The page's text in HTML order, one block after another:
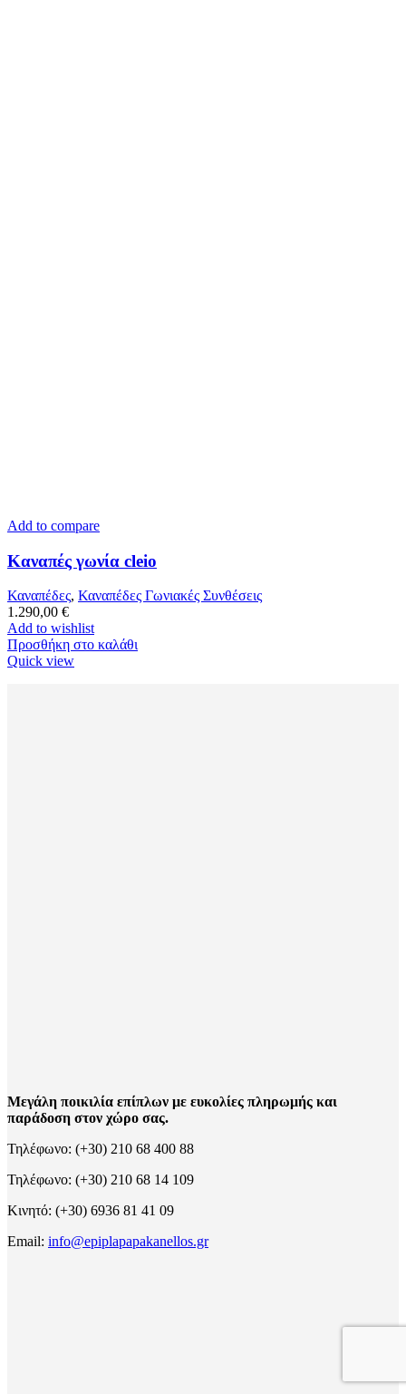
Add to compare
Καναπές γωνία cleio
Καναπέδες, Καναπέδες Γωνιακές Συνθέσεις
1.290,00 €
Add to wishlist
Προσθήκη στο καλάθι
Quick view
Μεγάλη ποικιλία επίπλων με ευκολίες πληρωμής και
παράδοση στον χώρο σας.
Τηλέφωνο: (+30) 210 68 400 88
Τηλέφωνο: (+30) 210 68 14 109
Κινητό: (+30) 6936 81 41 09
Email: info@epiplapapakanellos.gr